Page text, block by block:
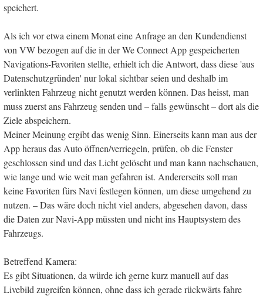
speichert.
Als ich vor etwa einem Monat eine Anfrage an den Kundendienst
von VW bezogen auf die in der We Connect App gespeicherten
Navigations-Favoriten stellte, erhielt ich die Antwort, dass diese 'aus
Datenschutzgründen' nur lokal sichtbar seien und deshalb im
verlinkten Fahrzeug nicht genutzt werden können. Das heisst, man
muss zuerst ans Fahrzeug senden und – falls gewünscht – dort als die
Ziele abspeichern.
Meiner Meinung ergibt das wenig Sinn. Einerseits kann man aus der
App heraus das Auto öffnen/verriegeln, prüfen, ob die Fenster
geschlossen sind und das Licht gelöscht und man kann nachschauen,
wie lange und wie weit man gefahren ist. Andererseits soll man
keine Favoriten fürs Navi festlegen können, um diese umgehend zu
nutzen. – Das wäre doch nicht viel anders, abgesehen davon, dass
die Daten zur Navi-App müssten und nicht ins Hauptsystem des
Fahrzeugs.
Betreffend Kamera:
Es gibt Situationen, da würde ich gerne kurz manuell auf das
Livebild zugreifen können, ohne dass ich gerade rückwärts fahre